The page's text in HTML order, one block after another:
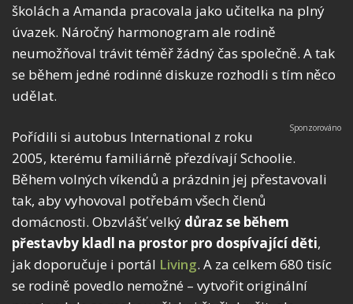
školách a Amanda pracovala jako učitelka na plný
úvazek. Náročný harmonogram ale rodině
neumožňoval trávit téměř žádný čas společně. A tak
se během jedné rodinné diskuze rozhodli s tím něco
udělat.
Pořídili si autobus International z roku
2005, kterému familiárně přezdívají Schoolie.
Během volných víkendů a prázdnin jej přestavovali
tak, aby vyhovoval potřebám všech členů
domácnosti. Obzvlášť velký důraz se během
přestavby kladl na prostor pro dospívající děti,
jak doporučuje i portál Living. A za celkem 680 tisíc
se rodině povedlo nemožné – vytvořit originální